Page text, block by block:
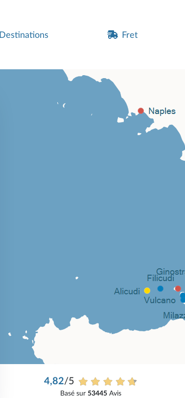
Destinations Fret
4,82/5
Basé sur 53445Avis